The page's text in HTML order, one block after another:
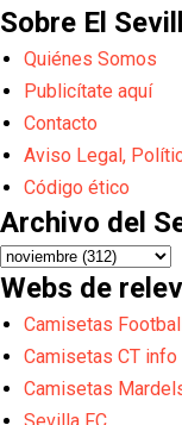
Sobre El
Quiénes Somos
Publicítate aquí
Contacto
Aviso Legal,
Código ético
Archivo del
Webs de
Camisetas
Camisetas CT info
Camisetas